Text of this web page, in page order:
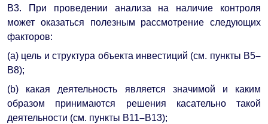
B3. При проведении анализа на наличие контроля
может оказаться полезным рассмотрение следующих
факторов:
(a) цель и структура объекта инвестиций (см. пункты B5–
B8);
(b) какая деятельность является значимой и каким
образом принимаются решения касательно такой
деятельности (см. пункты B11–B13);